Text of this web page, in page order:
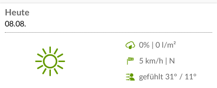
Heute
08.08.
0% | 0 l/m²
5 km/h | N
gefühlt 31° / 11°